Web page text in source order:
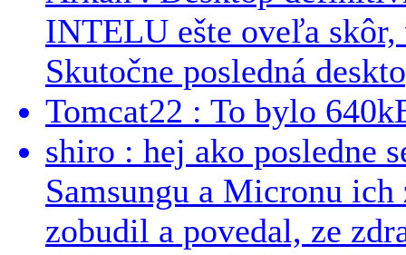
INTELU ešte oveľa
Skutočne posledná
Tomcat22 : To bylo
shiro : hej ako posledne
Samsungu a Micronu
zobudil a povedal, ze